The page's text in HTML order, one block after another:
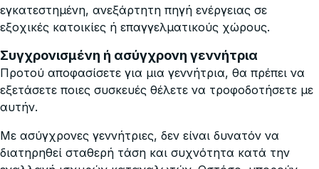
εγκατεστημένη, ανεξάρτητη πηγή ενέργειας σε
εξοχικές κατοικίες ή επαγγελματικούς χώρους.
Συγχρονισμένη ή ασύγχρονη γεννήτρια
Προτού αποφασίσετε για μια γεννήτρια, θα πρέπει να
εξετάσετε ποιες συσκευές θέλετε να τροφοδοτήσετε με
αυτήν.
Με ασύγχρονες γεννήτριες, δεν είναι δυνατόν να
διατηρηθεί σταθερή τάση και συχνότητα κατά την